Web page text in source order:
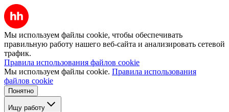
Мы используем файлы cookie, чтобы обеспечивать
правильную работу нашего веб-сайта и анализировать сетевой
трафик.
Правила использования файлов cookie
Мы используем файлы cookie. Правила использования
файлов cookie
Понятно
Ищу работу